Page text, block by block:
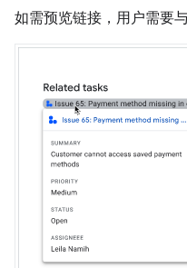
如需预览链接，用户需要